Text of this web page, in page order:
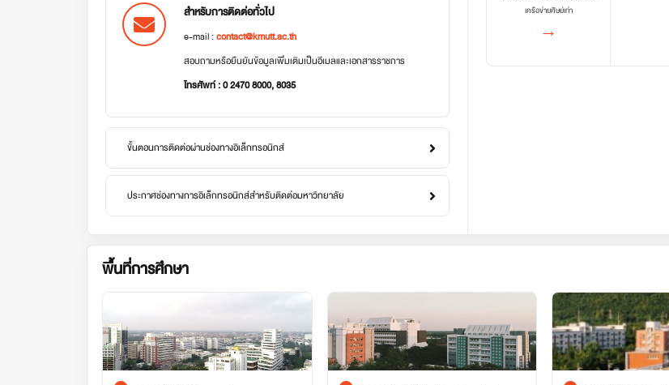
สำหรับการติดต่อทั่วไป
e-mail :contact@kmutt.ac.th
สอบถามหรือยืนยันข้อมูลเพิ่มเติมเป็นอีเมลและเอกสารราชการ
โทรศัพท์ : 0 2470 8000, 8035
ขั้นตอนการติดต่อผ่านช่องทางอิเล็กทรอนิกส์
ประกาศช่องทางการอิเล็กทรอนิกส์สำหรับติดต่อมหาวิทยาลัย
เครือข่ายศิษย์เก่า
→
พื้นที่การศึกษา